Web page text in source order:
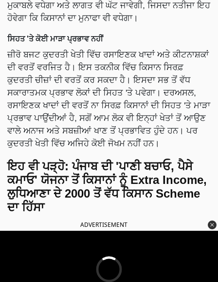
ਮੁਕਾਬਲੇ ਵਧੇਗਾ ਅਤੇ ਲਾਗਤ ਵੀ ਘੱਟ ਜਾਵੇਗੀ, ਜਿਸਦਾ ਨਤੀਜਾ ਇਹ
ਹੋਵੇਗਾ ਕਿ ਕਿਸਾਨਾਂ ਦਾ ਮੁਨਾਫਾ ਵੀ ਵਧੇਗਾ।
ਸਿਹਤ 'ਤੇ ਕੋਈ ਮਾੜਾ ਪ੍ਰਭਾਵ ਨਹੀਂ
ਜ਼ੀਰੋ ਬਜਟ ਕੁਦਰਤੀ ਖੇਤੀ ਵਿੱਚ ਰਸਾਇਣਕ ਖਾਦਾਂ ਅਤੇ ਕੀਟਨਾਸ਼ਕਾਂ
ਦੀ ਵਰਤੋਂ ਵਰਜਿਤ ਹੈ। ਇਸ ਤਕਨੀਕ ਵਿੱਚ ਕਿਸਾਨ ਸਿਰਫ਼
ਕੁਦਰਤੀ ਚੀਜ਼ਾਂ ਦੀ ਵਰਤੋਂ ਕਰ ਸਕਦਾ ਹੈ। ਇਸਦਾ ਸਭ ਤੋਂ ਵੱਧ
ਸਕਾਰਾਤਮਕ ਪ੍ਰਭਾਵ ਲੋਕਾਂ ਦੀ ਸਿਹਤ 'ਤੇ ਪਵੇਗਾ। ਦਰਅਸਲ,
ਰਸਾਇਣਕ ਖਾਦਾਂ ਦੀ ਵਰਤੋਂ ਨਾ ਸਿਰਫ਼ ਕਿਸਾਨਾਂ ਦੀ ਸਿਹਤ 'ਤੇ ਮਾੜਾ
ਪ੍ਰਭਾਵ ਪਾਉਂਦੀਆਂ ਹੈ, ਸਗੋਂ ਆਮ ਲੋਕ ਵੀ ਇਨ੍ਹਾਂ ਖੇਤਾਂ ਤੋਂ ਆਉਣ
ਵਾਲੇ ਅਨਾਜ ਅਤੇ ਸਬਜ਼ੀਆਂ ਖਾਣ ਤੋਂ ਪ੍ਰਭਾਵਿਤ ਹੁੰਦੇ ਹਨ। ਪਰ
ਕੁਦਰਤੀ ਖੇਤੀ ਵਿੱਚ ਅਜਿਹੇ ਕੋਈ ਜੋਖਮ ਨਹੀਂ ਹਨ।
ਇਹ ਵੀ ਪੜ੍ਹੋ: ਪੰਜਾਬ ਦੀ 'ਪਾਣੀ ਬਚਾਓ, ਪੈਸੇ
ਕਮਾਓ' ਯੋਜਨਾ ਤੋਂ ਕਿਸਾਨਾਂ ਨੂੰ Extra Income,
ਲੁਧਿਆਣਾ ਦੇ 2000 ਤੋਂ ਵੱਧ ਕਿਸਾਨ Scheme
ਦਾ ਹਿੱਸਾ
ADVERTISEMENT